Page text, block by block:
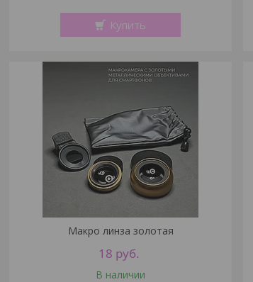
Купить
Макро линза золотая
18 руб.
В наличии